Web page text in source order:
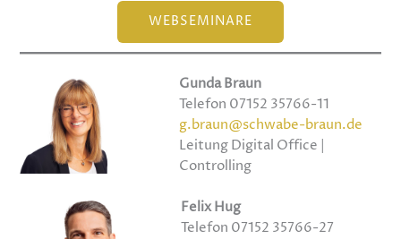
WEBSEMINARE
Gunda Braun
Telefon 07152 35766-11
g.braun@schwabe-braun.de
Leitung Digital Office |
Controlling
Felix Hug
Telefon 07152 35766-27